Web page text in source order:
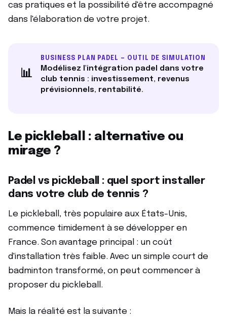
cas pratiques et la possibilité d'être accompagné
dans l'élaboration de votre projet.
📊
BUSINESS PLAN PADEL — OUTIL DE SIMULATION
Modélisez l'intégration padel dans votre
club tennis : investissement, revenus
prévisionnels, rentabilité.
Le pickleball : alternative ou
mirage ?
Padel vs pickleball : quel sport installer
dans votre club de tennis ?
Le pickleball, très populaire aux États-Unis,
commence timidement à se développer en
France. Son avantage principal : un coût
d'installation très faible. Avec un simple court de
badminton transformé, on peut commencer à
proposer du pickleball.
Mais la réalité est la suivante :